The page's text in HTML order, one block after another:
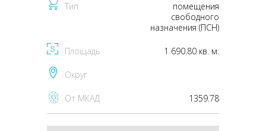
Тип
помещения
свободного
назначения (ПСН)
Площадь 1 690.80 кв. м.
Округ
От МКАД 1359.78